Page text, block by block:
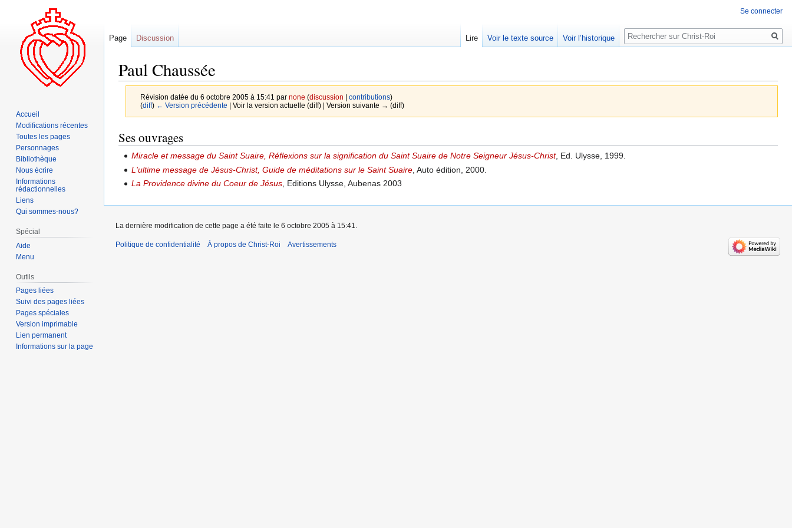
Paul Chaussée
Révision datée du 6 octobre 2005 à 15:41 par none (discussion contributions)
(diff) ← Version précédente | Voir la version actuelle (diff) | Version suivante → (diff)
Aller
à
navigation
Aller
à
recherche
Ses ouvrages
Miracle et message du Saint Suaire, Réflexions sur la signification du Saint Suaire de Notre Seigneur Jésus-Christ, Ed. Ulysse, 1999.
L'ultime message de Jésus-Christ, Guide de méditations sur le Saint Suaire , Auto édition, 2000.
La Providence divine du Coeur de Jésus, Editions Ulysse, Aubenas 2003
Se connecter
Page Discussion Lire Voir le texte source Voir l’historique
Rechercher
Accueil
Modifications récentes
Toutes les pages
Personnages
Bibliothèque
Nous écrire
Informations
rédactionnelles
Liens
Qui sommes-nous?
Spécial
Aide
Menu
Outils
Pages liées
Suivi des pages liées
Pages spéciales
Version imprimable
Lien permanent
Informations sur la page
La dernière modification de cette page a été faite le 6 octobre 2005 à 15:41.
Politique de confidentialité À propos de Christ-Roi Avertissements